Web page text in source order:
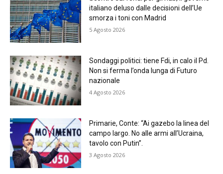
italiano deluso dalle decisioni dell’Ue
smorza i toni con Madrid
5 Agosto 2026
Sondaggi politici: tiene Fdi, in calo il Pd.
Non si ferma l’onda lunga di Futuro
nazionale
4 Agosto 2026
Primarie, Conte: “Ai gazebo la linea del
campo largo. No alle armi all’Ucraina,
tavolo con Putin”.
3 Agosto 2026